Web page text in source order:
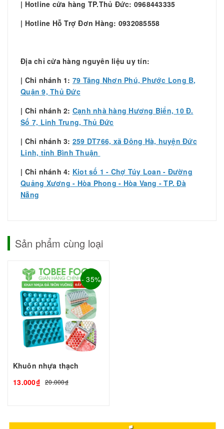
| Hotline cửa hàng TP.Thủ Đức: 0968443335
| Hotline Hỗ Trợ Đơn Hàng: 0932085558
Địa chỉ cửa hàng nguyên liệu uy tín:
| Chi nhánh 1: 79 Tăng Nhơn Phú, Phước Long B,
Quận 9, Thủ Đức
| Chi nhánh 2: Cạnh nhà hàng Hương Biển, 10 Đ.
Số 7, Linh Trung, Thủ Đức
| Chi nhánh 3: 259 DT766, xã Đông Hà, huyện Đức
Linh, tỉnh Bình Thuận
| Chi nhánh 4: Kiot số 1 - Chợ Túy Loan - Đường
Quảng Xương - Hòa Phong - Hòa Vang - TP. Đà
Nẵng
Sản phẩm cùng loại
- 35%
Khuôn nhựa thạch
13.000₫ 20.000₫